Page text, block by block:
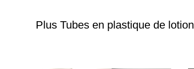
Plus Tubes en plastique de lotion